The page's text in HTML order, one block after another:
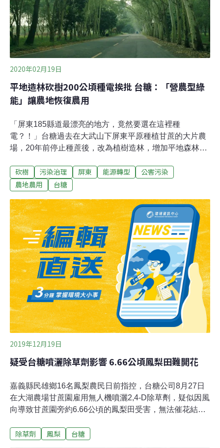
2020年02月19日
平地造林砍樹200公頃種電挨批 台糖：「營農型綠
能」讓農地恢復農用
「屏東185縣道最漂亮的地方，竟然要選在這裡種
電？！」台糖過去在大武山下屏東平原種植甘蔗的大片農
場，20年前停止種蔗後，改為植樹造林，增加平地森林面
麗，也已發展出生態觀光產業。今年台糖欲將其中近200
公頃造林用地解編，提出「農業經營結合太陽能專案計
巒鄉長和居民強力反彈，反對台糖砍樹種電。昨（18日）
台糖在萬巒鄉公所舉辦說明會，上百位居民湧入現場，鄉
長林國順在承辦廠商說明計畫內容後，怒問「上級單位為
何都不來？這個計畫的指導單位是誰？」直批政府種電政
策錯誤，砍樹種電是本末倒置。民團南社、屏東環保聯
盟、台灣藍色東港溪保育協會、屏東鳥會等，皆出席發言
反對台糖不當規劃，等於把過去20年屏東全民造林涵養水
資源的努力，一筆勾銷。沿山公路休閒農業農民更批評台
糖不顧樹林可提供的生態價值，只為向錢看，對於砍樹種
砍樹 污染治理 屏東 能源轉型
公害污染
農地農用
台糖
2019年12月19日
疑受台糖噴灑除草劑影響 6.66公頃鳳梨田難開花
嘉義縣民雄鄉16名鳳梨農民日前指控，台糖公司8月27日
在大湖農場甘蔗園雇用無人機噴灑2,4-D除草劑，疑似因風
向導致甘蔗園旁約6.66公頃的鳳梨田受害，無法催花結
果未檢出2,4-D除草劑，明日（19日）上午會再請毒物所
除草劑 鳳梨 台糖